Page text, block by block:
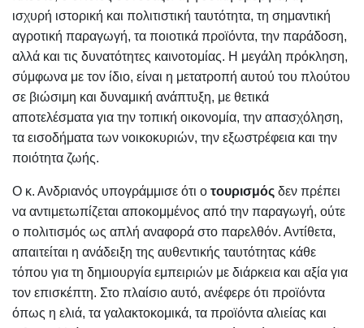
ισχυρή ιστορική και πολιτιστική ταυτότητα, τη σημαντική
αγροτική παραγωγή, τα ποιοτικά προϊόντα, την παράδοση,
αλλά και τις δυνατότητες καινοτομίας. Η μεγάλη πρόκληση,
σύμφωνα με τον ίδιο, είναι η μετατροπή αυτού του πλούτου
σε βιώσιμη και δυναμική ανάπτυξη, με θετικά
αποτελέσματα για την τοπική οικονομία, την απασχόληση,
τα εισοδήματα των νοικοκυριών, την εξωστρέφεια και την
ποιότητα ζωής.
Ο κ. Ανδριανός υπογράμμισε ότι ο τουρισμός δεν πρέπει
να αντιμετωπίζεται αποκομμένος από την παραγωγή, ούτε
ο πολιτισμός ως απλή αναφορά στο παρελθόν. Αντίθετα,
απαιτείται η ανάδειξη της αυθεντικής ταυτότητας κάθε
τόπου για τη δημιουργία εμπειριών με διάρκεια και αξία για
τον επισκέπτη. Στο πλαίσιο αυτό, ανέφερε ότι προϊόντα
όπως η ελιά, τα γαλακτοκομικά, τα προϊόντα αλιείας και